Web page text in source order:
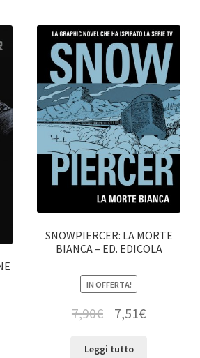
SNOWPIERCER: LA MORTE
BIANCA – ED. EDICOLA
IN OFFERTA!
7,90€ 7,51€
Leggi tutto